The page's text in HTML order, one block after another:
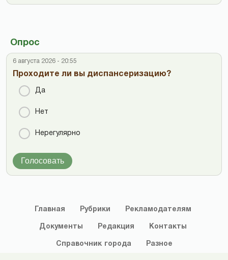
Опрос
6 августа 2026 - 20:55
Проходите ли вы диспансеризацию?
Да
Нет
Нерегулярно
Голосовать
Главная Рубрики Рекламодателям
Документы Редакция Контакты
Справочник города Разное